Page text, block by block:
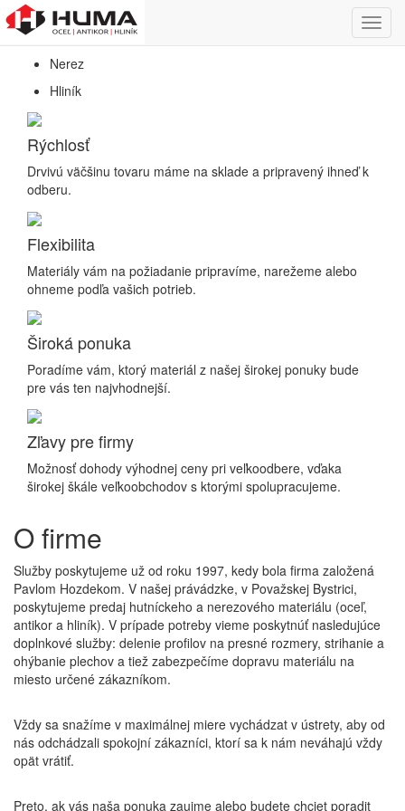
Predaj hutníckeho a nerezového materiálu
Oceľ
Nerez
Hliník
Rýchlosť
Drvivú väčšinu tovaru máme na sklade a pripravený ihneď k
odberu.
Flexibilita
Materiály vám na požiadanie pripravíme, narežeme alebo
ohneme podľa vašich potrieb.
Široká ponuka
Poradíme vám, ktorý materiál z našej širokej ponuky bude
pre vás ten najvhodnejší.
Zľavy pre firmy
Možnosť dohody výhodnej ceny pri veľkoodbere, vďaka
širokej škále veľkoobchodov s ktorými spolupracujeme.
O firme
Služby poskytujeme už od roku 1997, kedy bola firma založená
Pavlom Hozdekom. V našej právádzke, v Považskej Bystrici,
poskytujeme predaj hutníckeho a nerezového materiálu (oceľ,
antikor a hliník). V prípade potreby vieme poskytnúť nasledujúce
doplnkové služby: delenie profilov na presné rozmery, strihanie a
ohýbanie plechov a tiež zabezpečíme dopravu materiálu na
miesto určené zákazníkom.
Vždy sa snažíme v maximálnej miere vychádzat v ústrety, aby od
nás odchádzali spokojní zákazníci, ktorí sa k nám neváhajú vždy
opät vrátiť.
Preto, ak vás naša ponuka zaujme alebo budete chciet poradit